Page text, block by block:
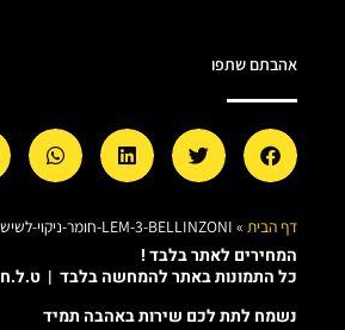
אהבתם שתפו
דף הבית » LEM-3-BELLINZONI-חומר-ניקוי-לשיש-וגרניט
המחירים לאתר בלבד !
כל התמונות באתר להמחשה בלבד | ט.ל.ח
נשמח לתת לכם שירות באהבה תמיד